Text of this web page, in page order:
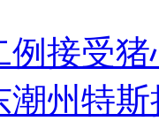
例接受
潮州特